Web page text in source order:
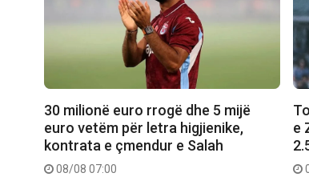
30 milionë euro rrogë dhe 5 mijë
euro vetëm për letra higjienike,
kontrata e çmendur e Salah
08/08 07:00
e